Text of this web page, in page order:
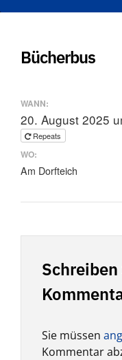
Bücherbus
WANN:
20. August 2025
Repeats
WO:
Am Dorfteich
Sie müssen
Kommentar